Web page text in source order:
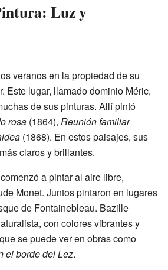
Luz y
veranos en la propiedad de su
Este lugar, llamado dominio Méric,
de sus pinturas. Allí pintó
rosa (1864), Reunión familiar
(1868). En estos paisajes, sus
claros y brillantes.
a pintar al aire libre,
Monet. Juntos pintaron en lugares
de Fontainebleau. Bazille
con colores vibrantes y
se puede ver en obras como
el borde del Lez.